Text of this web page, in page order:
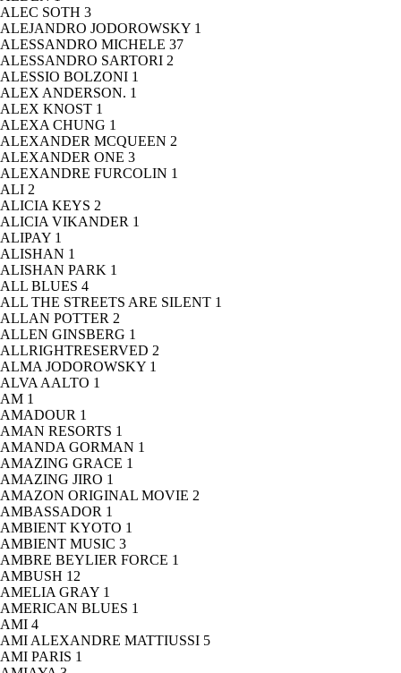
ALEC SOTH 3
ALEJANDRO JODOROWSKY 1
ALESSANDRO MICHELE 37
ALESSANDRO SARTORI 2
ALESSIO BOLZONI 1
ALEX ANDERSON. 1
ALEX KNOST 1
ALEXA CHUNG 1
ALEXANDER MCQUEEN 2
ALEXANDER ONE 3
ALEXANDRE FURCOLIN 1
ALI 2
ALICIA KEYS 2
ALICIA VIKANDER 1
ALIPAY 1
ALISHAN 1
ALISHAN PARK 1
ALL BLUES 4
ALL THE STREETS ARE SILENT 1
ALLAN POTTER 2
ALLEN GINSBERG 1
ALLRIGHTRESERVED 2
ALMA JODOROWSKY 1
ALVA AALTO 1
AM 1
AMADOUR 1
AMAN RESORTS 1
AMANDA GORMAN 1
AMAZING GRACE 1
AMAZING JIRO 1
AMAZON ORIGINAL MOVIE 2
AMBASSADOR 1
AMBIENT KYOTO 1
AMBIENT MUSIC 3
AMBRE BEYLIER FORCE 1
AMBUSH 12
AMELIA GRAY 1
AMERICAN BLUES 1
AMI 4
AMI ALEXANDRE MATTIUSSI 5
AMI PARIS 1